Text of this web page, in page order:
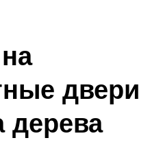
двери
дерева